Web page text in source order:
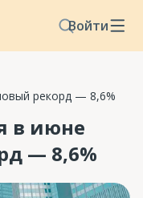
Войти
рекорд — 8,6%
в июне
— 8,6%